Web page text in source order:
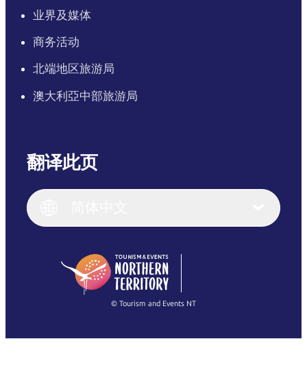
业界及媒体
商务活动
北端地区旅游局
澳大利亞中部旅游局
翻译此页
English (US)
English
(Singapore)
Français
繁體中文
© Tourism and Events NT